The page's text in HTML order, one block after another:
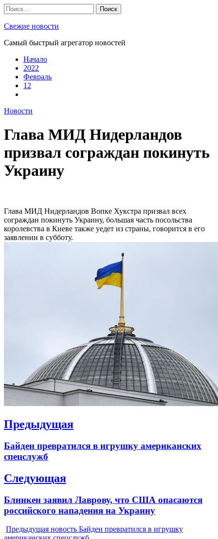
Skip
to
content
Найти:
Свежие новости
Самый быстрый агрегатор новостей
Начало
2022
Февраль
12
Новости
Глава МИД Нидерландов
призвал сограждан покинуть
Украину
Глава МИД Нидерландов Вопке Хукстра призвал всех
сограждан покинуть Украину, большая часть посольства
королевства в Киеве также уедет из страны, говорится в его
заявлении в субботу.
Навигация
записям
Предыдущая
Previous
Байден превратился в игрушку американских
спецслужб
Следующая
Next
Блинкен заявил Лаврову, что США опасаются
российского нападения на Украину
Предыдущая новость Байден превратился в игрушку